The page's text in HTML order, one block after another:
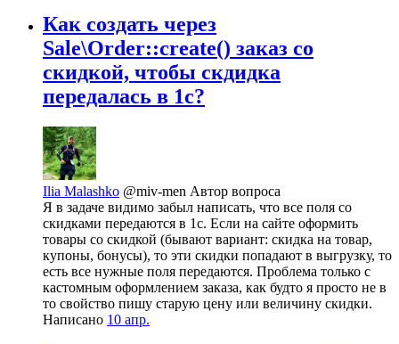
Как создать через
Sale\Order::create() заказ со
скидкой, чтобы скдидка
передалась в 1с?
Ilia Malashko @miv-men Автор вопроса
Я в задаче видимо забыл написать, что все поля со
скидками передаются в 1с. Если на сайте оформить
товары со скидкой (бывают вариант: скидка на товар,
купоны, бонусы), то эти скидки попадают в выгрузку, то
есть все нужные поля передаются. Проблема только с
кастомным оформлением заказа, как будто я просто не в
то свойство пишу старую цену или величину скидки.
Написано 10 апр.